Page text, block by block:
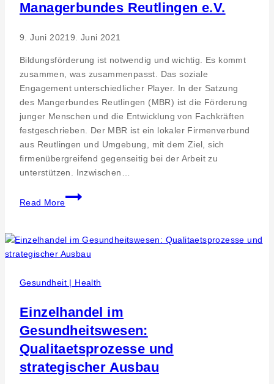
Managerbundes Reutlingen e.V.
9. Juni 2021 9. Juni 2021
Bildungsförderung ist notwendig und wichtig. Es kommt
zusammen, was zusammenpasst. Das soziale
Engagement unterschiedlicher Player. In der Satzung
des Mangerbundes Reutlingen (MBR) ist die Förderung
junger Menschen und die Entwicklung von Fachkräften
festgeschrieben. Der MBR ist ein lokaler Firmenverbund
aus Reutlingen und Umgebung, mit dem Ziel, sich
firmenübergreifend gegenseitig bei der Arbeit zu
unterstützen. Inzwischen…
Read More
APROS
Consulting
Services
GmbH
1.500
Spende
für
soziale
Bildungsprojekte
des
Managerbundes
Gesundheit | Health
Einzelhandel im
Gesundheitswesen:
Qualitaetsprozesse und
strategischer Ausbau